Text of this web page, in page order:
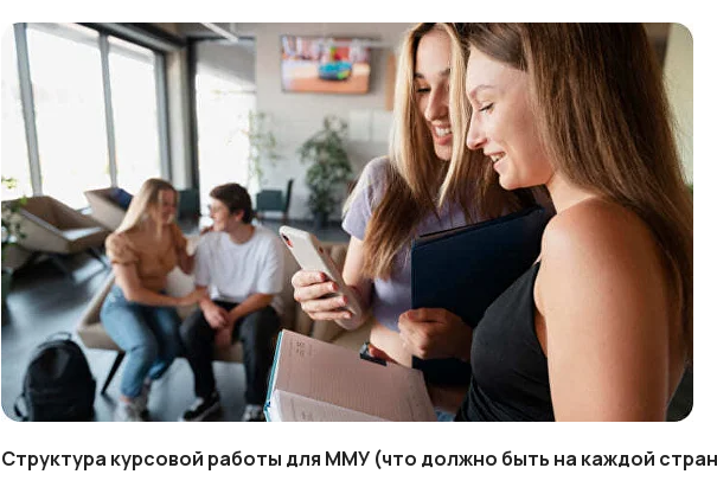
Структура курсовой работы для ММУ (что должно быть на каждой